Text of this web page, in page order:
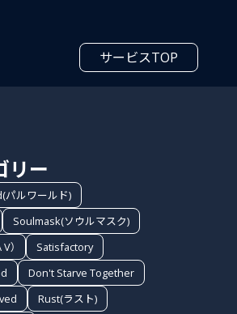
サービスTOP
リー
パルワールド)
Soulmask(ソウルマスク)
）
Satisfactory
Don't Starve Together
Rust(ラスト)